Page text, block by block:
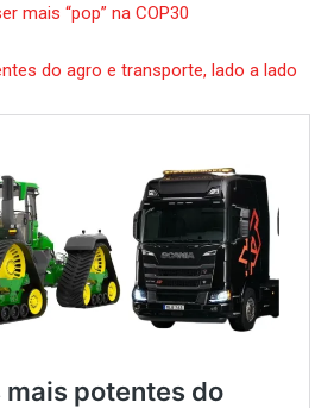
mais “pop” na COP30
do agro e transporte, lado a lado